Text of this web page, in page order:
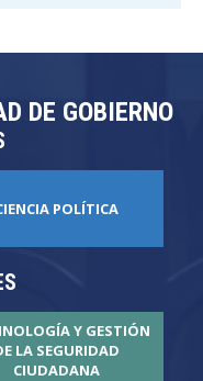
DE GOBIERNO
POLÍTICA
Y GESTIÓN
LA SEGURIDAD
CIUDADANA